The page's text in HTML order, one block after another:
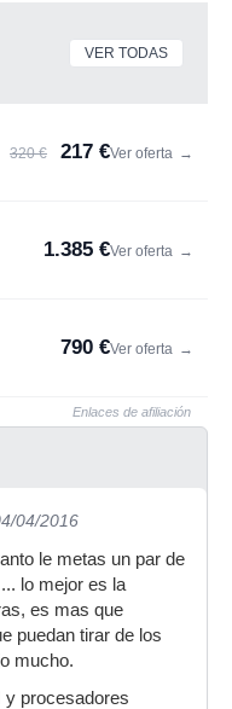
VER TODAS
320 € 217 €Ver oferta →
1.385 €Ver oferta →
790 €Ver oferta →
Enlaces de afiliación
04/2016
le metas un par de
lo mejor es la
es mas que
puedan tirar de los
mucho.
y procesadores